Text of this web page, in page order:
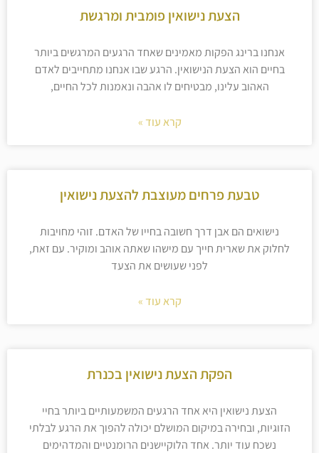
הצעת נישואין פומבית ומרגשת
אנחנו ברינג הפקות מאמינים שאחד הרגעים המרגשים ביותר
בחיים הוא הצעת הנישואין. הרגע שבו אנחנו מתחייבים לאדם
האהוב עלינו, מבטיחים לו אהבה ונאמנות לכל החיים,
קרא עוד »
טבעת פרחים מעוצבת להצעת נישואין
נישואים הם אבן דרך חשובה בחייו של האדם. זוהי מחויבות
לחלוק את שארית חייך עם מישהו שאתה אוהב ומוקיר. עם זאת,
לפני שעושים את הצעד
קרא עוד »
הפקת הצעת נישואין בכנרת
הצעת נישואין היא אחד הרגעים המשמעותיים ביותר בחיי
הזוגיות, ובחירה במיקום המושלם יכולה להפוך את הרגע לבלתי
נשכח עוד יותר. אחד הלוקיישנים הרומנטיים והמדהימים